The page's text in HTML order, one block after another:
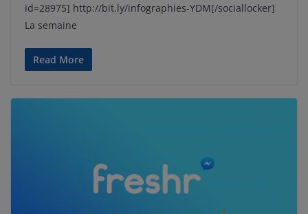
id=28975] http://bit.ly/infographies-YDM[/sociallocker]
La semaine
Read More